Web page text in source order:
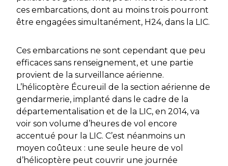
ces embarcations, dont au moins trois pourront
être engagées simultanément, H24, dans la LIC.
Ces embarcations ne sont cependant que peu
efficaces sans renseignement, et une partie
provient de la surveillance aérienne.
L’hélicoptère Écureuil de la section aérienne de
gendarmerie, implanté dans le cadre de la
départementalisation et de la LIC, en 2014, va
voir son volume d’heures de vol encore
accentué pour la LIC. C’est néanmoins un
moyen coûteux : une seule heure de vol
d’hélicoptère peut couvrir une journée